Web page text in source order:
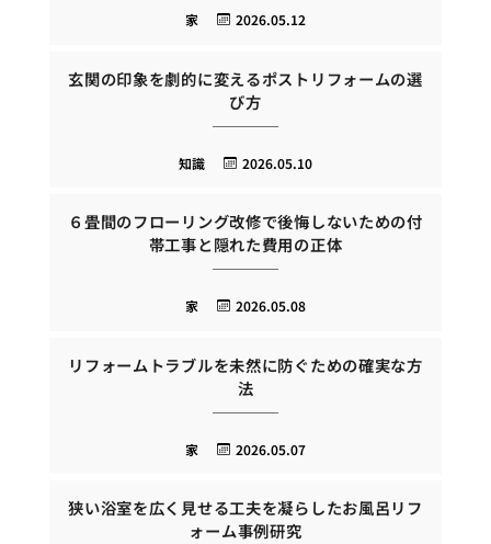
2026.05.12
家
玄関の印象を劇的に変えるポストリフォームの選
び方
2026.05.10
知識
６畳間のフローリング改修で後悔しないための付
帯工事と隠れた費用の正体
2026.05.08
家
リフォームトラブルを未然に防ぐための確実な方
法
2026.05.07
家
狭い浴室を広く見せる工夫を凝らしたお風呂リフ
ォーム事例研究